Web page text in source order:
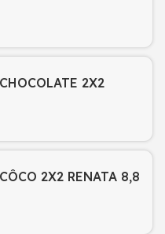
2X2
2X2 RENATA 8,8